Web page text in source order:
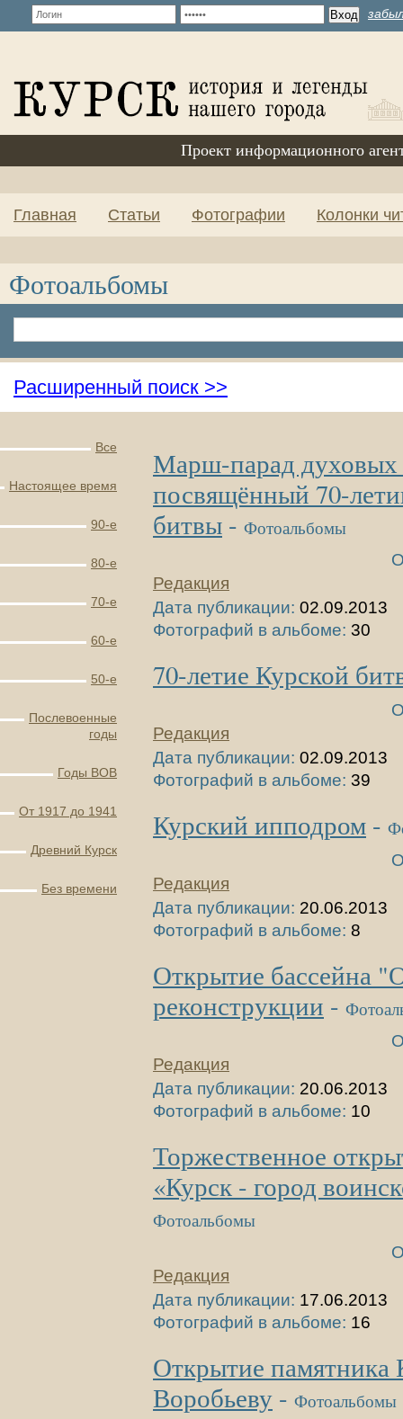
Проект информационного
Главная Статьи Фотографии Колонки
Фотоальбомы
Расширенный поиск >>
Все
Настоящее время
90-е
80-е
70-е
60-е
50-е
Послевоенные
годы
Годы ВОВ
От 1917 до 1941
Древний Курск
Без времени
Марш-парад духовых
посвящённый 70-
битвы - Фотоальбомы
Редакция
Дата публикации: 02.09.2013
Фотографий в альбоме: 30
70-летие Курской
Редакция
Дата публикации: 02.09.2013
Фотографий в альбоме: 39
Курский ипподром -
Редакция
Дата публикации: 20.06.2013
Фотографий в альбоме: 8
Открытие бассейна
реконструкции -
Редакция
Дата публикации: 20.06.2013
Фотографий в альбоме: 10
Торжественное
«Курск - город
Фотоальбомы
Редакция
Дата публикации: 17.06.2013
Фотографий в альбоме: 16
Открытие памятника
Воробьеву - Фотоальбомы